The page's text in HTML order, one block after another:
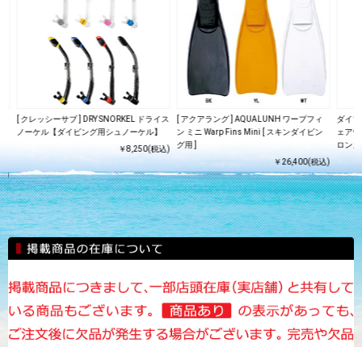
)
[ クレッシーサブ ] DRY SNORKEL ドライス
ノーケル【ダイビング用シュノーケル】
￥8,250(税込)
[ アクアラング ] AQUALUNH ワープフィ
ン ミニ Warp Fins Mini [ スキンダイビン
グ用 ]
￥26,400(税込)
ダイブ
ェア
ロン